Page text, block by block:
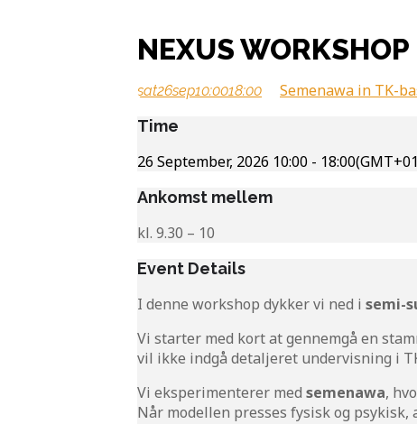
NEXUS
sat26sep10:0018:00 Semenawa in TK-
Time
26 September, 2026 10:00 - 18:00
Ankomst mellem
kl. 9.30 – 10
Event Details
I denne workshop dykker vi ned i semi-
Vi starter med kort at gennemgå en
vil ikke indgå detaljeret undervisning i
Vi eksperimenterer med semenawa,
Når modellen presses fysisk og